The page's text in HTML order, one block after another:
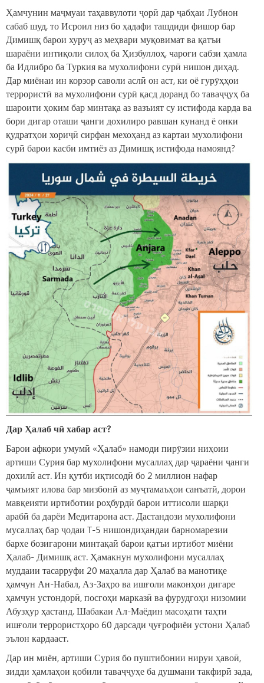
Ҳамчунин маҷмуаи таҳаввулоти ҷорӣ дар ҷабҳаи Лубнон
сабаб шуд, то Исроил низ бо ҳадафи ташдиди фишор бар
Димишқ барои хуруҷ аз меҳвари муқовимат ва қатъи
шараёни интиқоли силоҳ ба Ҳизбуллоҳ, чароғи сабзи ҳамла
ба Идлибро ба Туркия ва мухолифони сурӣ нишон диҳад.
Дар миёнаи ин корзор саволи аслӣ он аст, ки оё гурӯҳҳои
террористӣ ва мухолифони сурӣ қасд доранд бо таваҷҷуҳ ба
шароити ҳоким бар минтақа аз вазъият су истифода карда ва
бори дигар оташи ҷанги дохилиро равшан кунанд ё онки
қудратҳои хориҷӣ сирфан мехоҳанд аз картаи мухолифони
сурӣ барои касби имтиёз аз Димишқ истифода намоянд?
Дар Ҳалаб чӣ хабар аст?
Барои афкори умумӣ «Ҳалаб» намоди пирӯзии ниҳоии
артиши Сурия бар мухолифони мусаллаҳ дар ҷараёни ҷанги
дохилӣ аст. Ин қутби иқтисодӣ бо 2 миллион нафар
ҷамъият илова бар мизбонӣ аз муҷтамаъҳои санъатӣ, дорои
мавқеияти иртиботии роҳбурдӣ барои иттисоли шарқи
арабӣ ба дарёи Медитарона аст. Дастандози мухолифони
мусаллаҳ бар ҷодаи T-5 нишондиҳандаи барномарезии
бархе бозигарони минтақаӣ барои қатъи иртибот миёни
Ҳалаб- Димишқ аст. Ҳамакнун мухолифони мусаллаҳ
муддаии тасарруфи 20 маҳалла дар Ҳалаб ва манотиқе
ҳамчун Ан-Набал, Аз-Заҳро ва ишғоли маконҳои дигаре
ҳамчун устондорӣ, посгоҳи марказӣ ва фурудгоҳи низомии
Абузҳур ҳастанд. Шабакаи Ал-Маёдин масоҳати таҳти
ишғоли террористҳоро 60 дарсади ҷуғрофиёи устони Ҳалаб
эълон кардааст.
Дар ин миён, артиши Сурия бо пуштибонии нируи ҳавоӣ,
зидди ҳамлаҳои қобили таваҷҷуҳе ба душмани такфирӣ зада,